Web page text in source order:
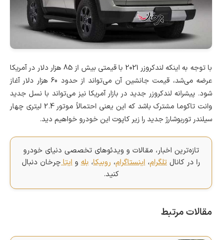
با توجه به اینکه لندکروزر 2021 با قیمتی بیش از 85 هزار دلار در آمریکا
عرضه می‌شد، قیمت جانشین آن می‌تواند از حدود 60 هزار دلار آغاز
شود. پیشرانه لندکروزر جدید در بازار آمریکا نیز می‌تواند با نسل جدید
وانت تاکوما مشترک باشد که این یعنی احتمالاً موتور 2.4 لیتری چهار
سیلندر توربوشارژ جدید را زیر کاپوت این خودرو خواهیم دید.
تازه‌ترین اخبار، مقالات و ویدئوهای تخصصی دنیای خودرو
را در کانال تلگرام، اینستاگرام، روبیکا، بله و ایتاچرخان دنبال
کنید.
مقالات مرتبط